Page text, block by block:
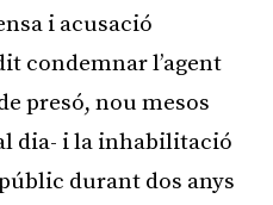
i acusació
condemnar l’agent
presó, nou mesos
dia- i la inhabilitació
durant dos anys